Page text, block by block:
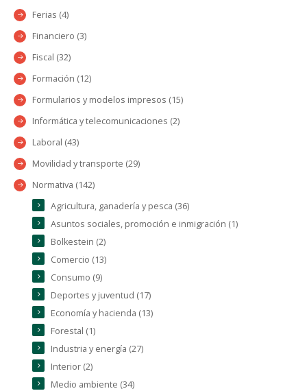
Ferias (4)
Financiero (3)
Fiscal (32)
Formación (12)
Formularios y modelos impresos (15)
Informática y telecomunicaciones (2)
Laboral (43)
Movilidad y transporte (29)
Normativa (142)
Agricultura, ganadería y pesca (36)
Asuntos sociales, promoción e inmigración (1)
Bolkestein (2)
Comercio (13)
Consumo (9)
Deportes y juventud (17)
Economía y hacienda (13)
Forestal (1)
Industria y energía (27)
Interior (2)
Medio ambiente (34)